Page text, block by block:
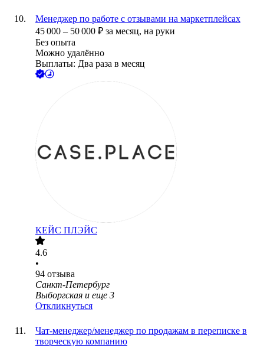
Менеджер по работе с отзывами на маркетплейсах
45 000 – 50 000 ₽ за месяц, на руки
Без опыта
Можно удалённо
Выплаты: Два раза в месяц
КЕЙС ПЛЭЙС
4.6
•
94 отзыва
Санкт-Петербург
Выборгская и еще 3
Откликнуться
Чат-менеджер/менеджер по продажам в переписке в
творческую компанию